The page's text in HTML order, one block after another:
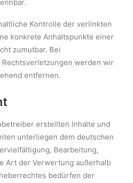
Kontrolle der verlinkten
konkrete Anhaltspunkte einer
zumutbar. Bei
werden wir
entfernen.
erstellten Inhalte und
unterliegen dem deutschen
Bearbeitung,
Art der Verwertung außerhalb
bedürfen der